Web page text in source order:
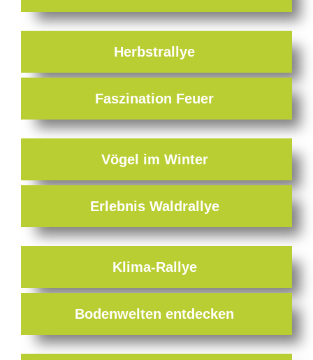
Herbstrallye
Fasz­i­na­tion Feuer
Vögel im Winter
Erleb­nis Waldrallye
Klima-Rallye
Boden­wel­ten entdecken